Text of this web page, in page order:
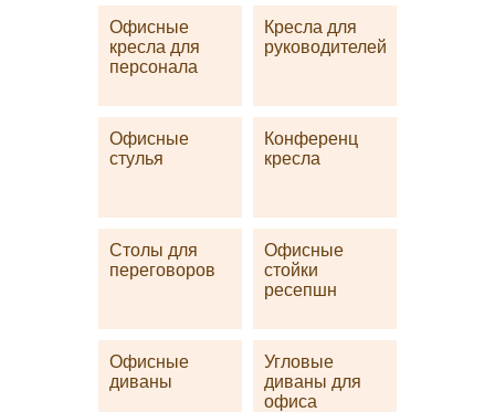
Офисные
кресла для
персонала
Кресла для
руководителей
Офисные
стулья
Конференц
кресла
Столы для
переговоров
Офисные
стойки
ресепшн
Офисные
диваны
Угловые
диваны для
офиса